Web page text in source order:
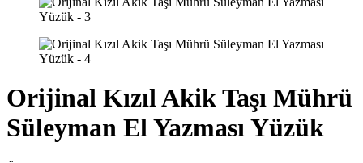
Orijinal Kızıl Akik Taşı Mührü
Süleyman El Yazması Yüzük